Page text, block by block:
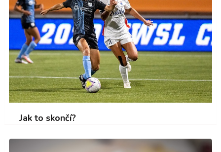
Jak to skončí?